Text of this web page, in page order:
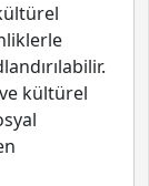
kültürel